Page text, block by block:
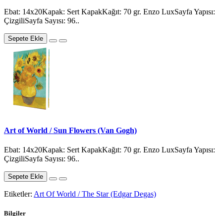
Ebat: 14x20Kapak: Sert KapakKağıt: 70 gr. Enzo LuxSayfa Yapısı:
ÇizgiliSayfa Sayısı: 96..
Sepete Ekle
Art of World / Sun Flowers (Van Gogh)
Ebat: 14x20Kapak: Sert KapakKağıt: 70 gr. Enzo LuxSayfa Yapısı:
ÇizgiliSayfa Sayısı: 96..
Sepete Ekle
Etiketler: Art Of World / The Star (Edgar Degas)
Bilgiler